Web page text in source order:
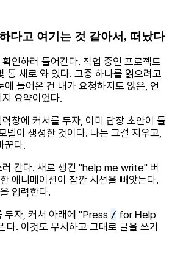
다고 여기는 것 같아서, 떠났다
인하러 들어간다. 작업 중인 프로젝트
통 새로 와 있다. 그중 하나를 읽으려고
에 들어온 건 내가 요청하지도 않은, 언
요약이었다.
창에 커서를 두자, 이미 답장 초안이 들
델이 생성한 것이다. 나는 그걸 지우고,
꾼다.
러 간다. 새로 생긴 "help me write" 버
애니메이션이 잠깐 시선을 빼앗는다.
입력한다.
두자, 커서 아래에 "Press / for Help
. 이것도 무시하고 그대로 글을 쓰기